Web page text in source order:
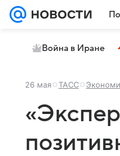
Война в Иране
26 мая ТАСС